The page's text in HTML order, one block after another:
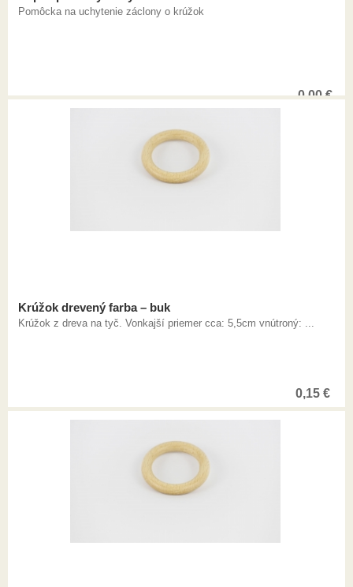
Pomôcka na uchytenie záclony o krúžok
0,00€
Krúžok drevený farba – buk
Krúžok z dreva na tyč. Vonkajší priemer cca: 5,5cm vnútroný: ...
0,15 €